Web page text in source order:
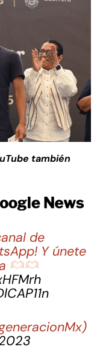
también
de
Y únete